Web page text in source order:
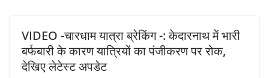
VIDEO -चारधाम यात्रा ब्रेकिंग -: केदारनाथ में भारी
बर्फबारी के कारण यात्रियों का पंजीकरण पर रोक,
देखिए लेटेस्ट अपडेट